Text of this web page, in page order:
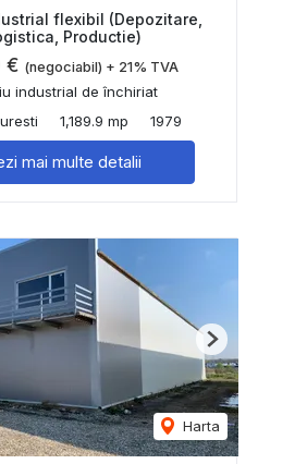
flexibil (Depozitare,
Productie)
€ (negociabil) + 21% TVA
industrial de închiriat
1,189.9 mp 1979
mai multe detalii
Harta
Next